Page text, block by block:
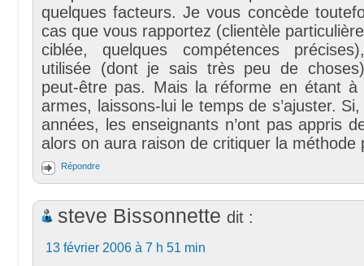
quelques facteurs. Je vous concède
cas que vous rapportez (clientèle
ciblée, quelques compétences
utilisée (dont je sais très peu de
peut-être pas. Mais la réforme en étant à
armes, laissons-lui le temps de s’ajuster.
années, les enseignants n’ont pas appris
alors on aura raison de critiquer la méthode
Répondre
steve Bissonnette dit :
13 février 2006 à 7 h 51 min